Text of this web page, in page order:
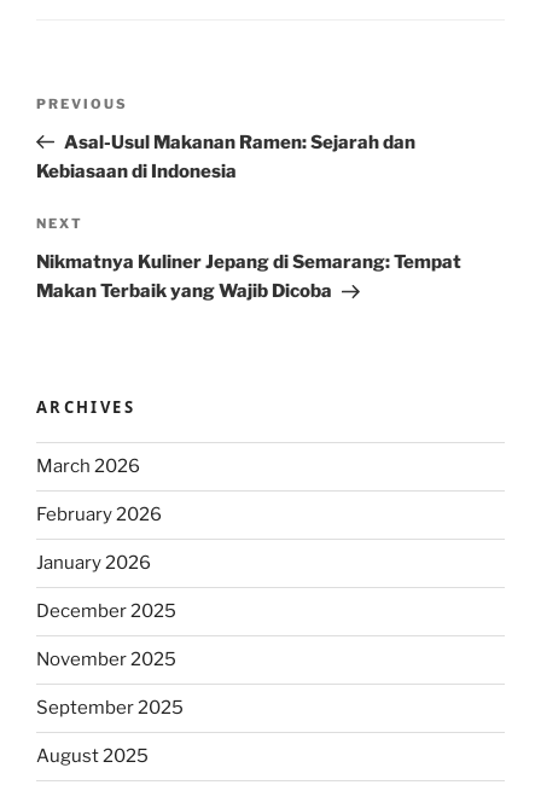
Previous
Post
PREVIOUS
Asal-Usul Makanan Ramen: Sejarah dan
Kebiasaan di Indonesia
Next
Post
NEXT
Nikmatnya Kuliner Jepang di Semarang: Tempat
Makan Terbaik yang Wajib Dicoba
ARCHIVES
March 2026
February 2026
January 2026
December 2025
November 2025
September 2025
August 2025